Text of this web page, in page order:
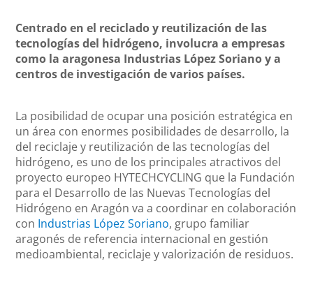
Centrado en el reciclado y reutilización de las
tecnologías del hidrógeno, involucra a empresas
como la aragonesa Industrias López Soriano y a
centros de investigación de varios países.
La posibilidad de ocupar una posición estratégica en
un área con enormes posibilidades de desarrollo, la
del reciclaje y reutilización de las tecnologías del
hidrógeno, es uno de los principales atractivos del
proyecto europeo HYTECHCYCLING que la Fundación
para el Desarrollo de las Nuevas Tecnologías del
Hidrógeno en Aragón va a coordinar en colaboración
con Industrias López Soriano, grupo familiar
aragonés de referencia internacional en gestión
medioambiental, reciclaje y valorización de residuos.